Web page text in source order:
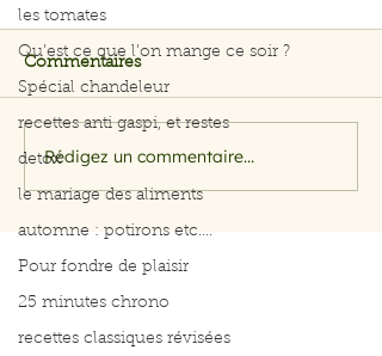
les tomates
Qu’est ce que l’on mange ce soir ?
Spécial chandeleur
recettes anti gaspi, et restes
detox
le mariage des aliments
automne : potirons etc....
Pour fondre de plaisir
25 minutes chrono
recettes classiques révisées
Barbecue
Commentaires
Rédigez un commentaire...